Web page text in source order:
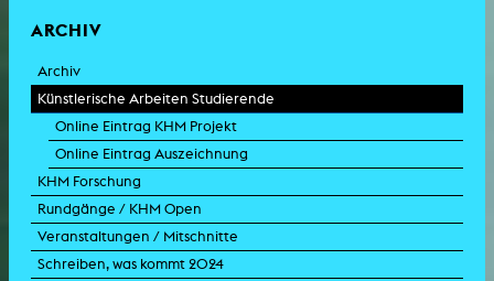
ARCHIV
Archiv
Künstlerische Arbeiten Studierende
Online Eintrag KHM Projekt
Online Eintrag Auszeichnung
KHM Forschung
Rundgänge / KHM Open
Veranstaltungen / Mitschnitte
Schreiben, was kommt 2024